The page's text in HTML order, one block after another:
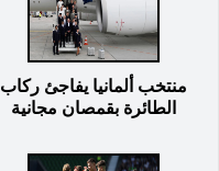
منتخب ألمانيا يفاجئ ركاب
الطائرة بقمصان مجانية